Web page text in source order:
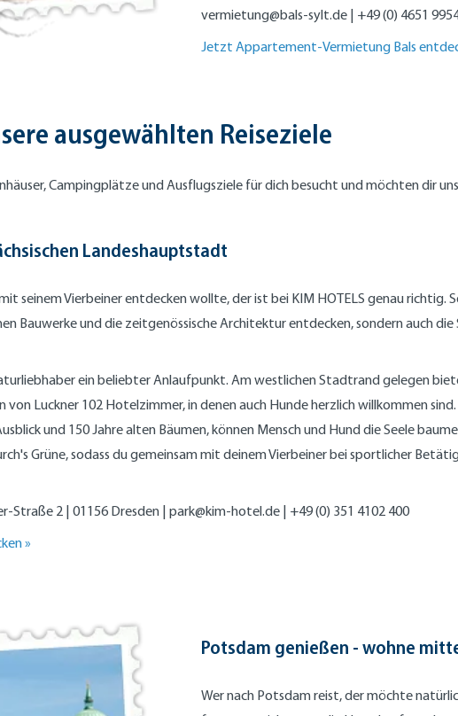
vermietung@bals-sylt.de | +49 (0) 4651
Jetzt Appartement-Vermietung Bals
ausgewählten Reiseziele
Campingplätze und Ausflugsziele für dich besucht und möchten dir
Landeshauptstadt
seinem Vierbeiner entdecken wollte, der ist bei KIM HOTELS genau richtig.
Bauwerke und die zeitgenössische Architektur entdecken, sondern auch die
ein beliebter Anlaufpunkt. Am westlichen Stadtrand gelegen
von Luckner 102 Hotelzimmer, in denen auch Hunde herzlich willkommen
und 150 Jahre alten Bäumen, können Mensch und Hund die Seele
Grüne, sodass du gemeinsam mit deinem Vierbeiner bei sportlicher
Straße 2 | 01156 Dresden | park@kim-hotel.de | +49 (0) 351 4102 400
»
Potsdam genießen - wohne
Wer nach Potsdam reist, der möchte